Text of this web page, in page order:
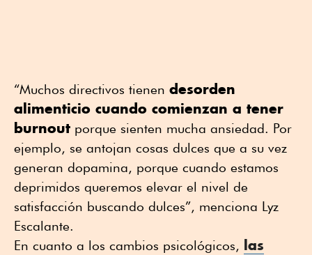
“Muchos directivos tienen desorden
alimenticio cuando comienzan a tener
burnout porque sienten mucha ansiedad. Por
ejemplo, se antojan cosas dulces que a su vez
generan dopamina, porque cuando estamos
deprimidos queremos elevar el nivel de
satisfacción buscando dulces”, menciona Lyz
Escalante.
En cuanto a los cambios psicológicos, las